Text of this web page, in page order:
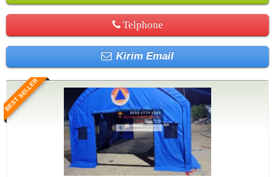
Telphone
Kirim Email
BEST SELLER